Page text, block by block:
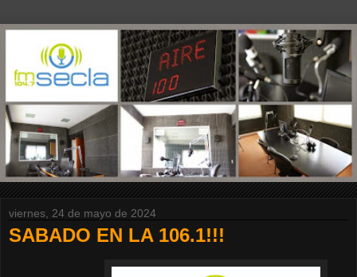
viernes, 24 de mayo de 2024
SABADO EN LA 106.1!!!